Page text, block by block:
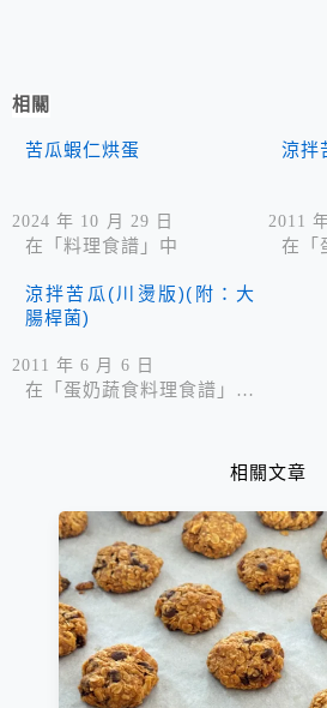
相關
苦瓜蝦仁烘蛋
2024 年 10 月 29 日
在「料理食譜」中
涼拌
2011
涼拌苦瓜(川燙版)(附：大
腸桿菌)
2011 年 6 月 6 日
在「蛋奶蔬食料理食譜」中
相關文章